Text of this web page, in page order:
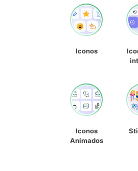
Iconos
Iconos
Animados